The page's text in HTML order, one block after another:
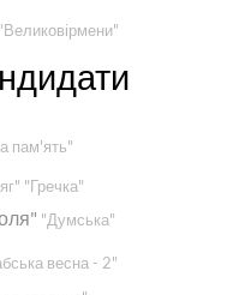
"Великовірмени"
пам'ять"
"Гречка"
"Думська"
весна - 2"